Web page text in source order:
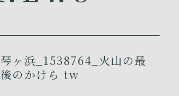
琴ヶ浜_1538764_火山の最
後のかけら tw